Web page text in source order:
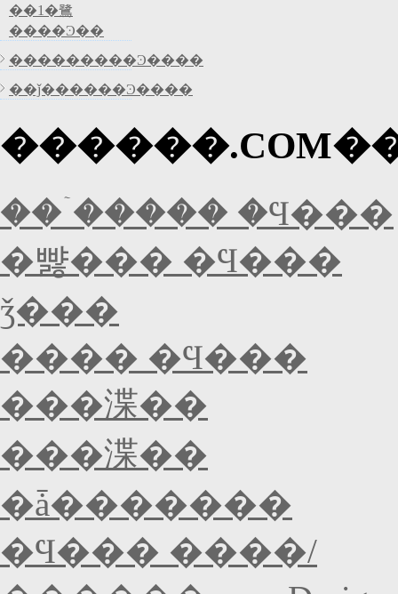
��1�鷺
����Ͽ��
���������Ͽ����
��ǰ������Ͽ����
���ۤ���� �Ϥ���
�뺧��� �Ϥ���
ǯ���
���� �Ϥ���
���渫��
���渫��
�ǡ�������
�Ϥ��� ����/